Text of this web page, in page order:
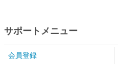
サポートメニュー
会員登録